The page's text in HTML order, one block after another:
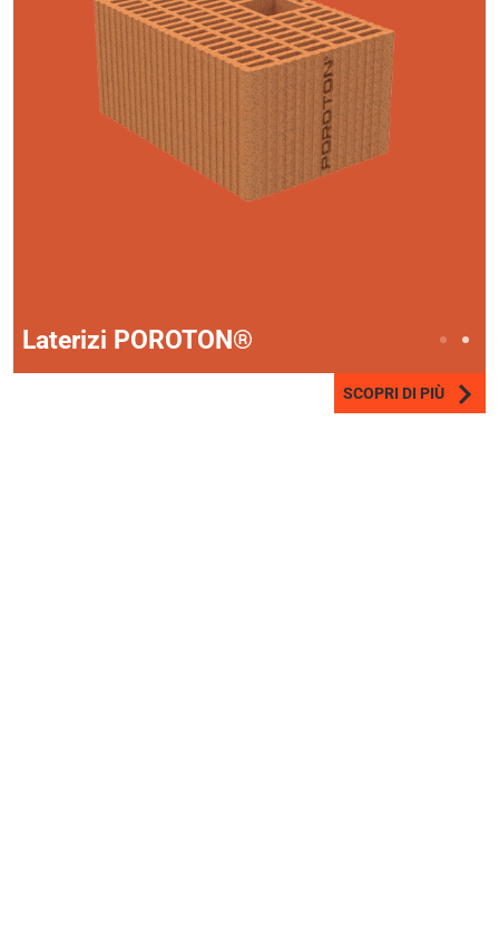
Laterizi POROTON®
SCOPRI DI PIÙ